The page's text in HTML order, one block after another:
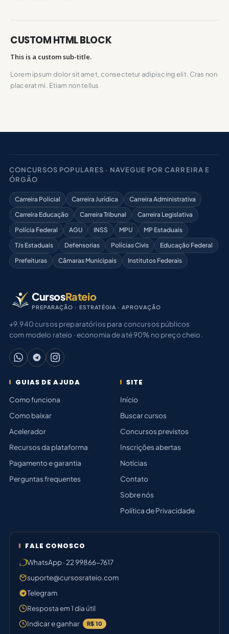
CUSTOM HTML BLOCK
This is a custom sub-title.
Lorem ipsum dolor sit amet, consectetur adipiscing elit. Cras non
placerat mi. Etiam non tellus
CONCURSOS POPULARES · NAVEGUE POR CARREIRA E
ÓRGÃO
Carreira Policial Carreira Jurídica
Carreira Administrativa
Carreira Educação
Carreira Tribunal
Carreira Legislativa
Polícia Federal
AGU INSS MPU
MP Estaduais
TJs Estaduais
Defensorias Polícias Civis
Educação Federal
Prefeituras
Câmaras Municipais Institutos Federais
CursosRateio
PREPARAÇÃO · ESTRATÉGIA · APROVAÇÃO
+9.940 cursos preparatórios para concursos públicos
com modelo rateio · economia de até 90% no preço cheio.
GUIAS DE AJUDA
Como funciona
Como baixar
Acelerador
Recursos da plataforma
Pagamento e garantia
Perguntas frequentes
SITE
Início
Buscar cursos
Concursos previstos
Inscrições abertas
Notícias
Contato
Sobre nós
Política de Privacidade
FALE CONOSCO
WhatsApp · 22 99866-7617
suporte@cursosrateio.com
Telegram
Resposta em 1 dia útil
Indicar e ganhar
R$ 10